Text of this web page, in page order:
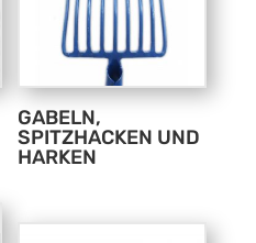
GABELN,
SPITZHACKEN UND
HARKEN